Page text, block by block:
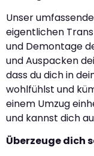
Unser
eigentlichen
und Demontage
und Auspacken
dass du dich in
wohlfühlst und
einem Umzug
und kannst dich
Überzeuge dich